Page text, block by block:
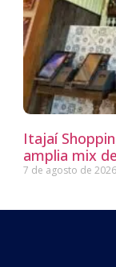
Itajaí
amplia mix
7 de agosto de 2026